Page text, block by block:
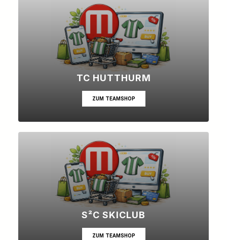
TC HUTTHURM
ZUM TEAMSHOP
S²C SKICLUB
ZUM TEAMSHOP